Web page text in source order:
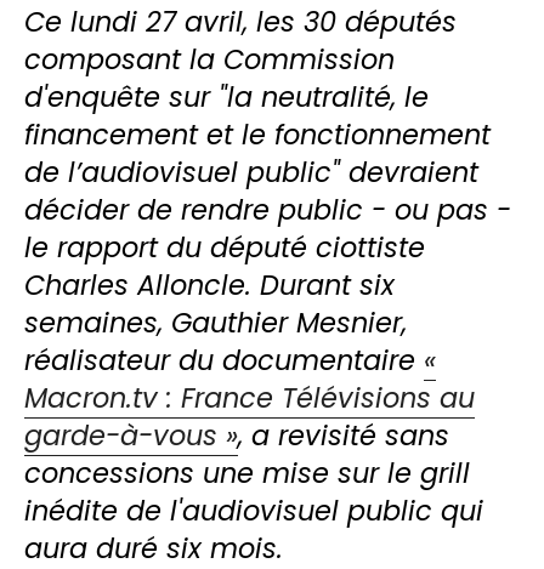
Ce lundi 27 avril, les 30 députés
composant la Commission
d'enquête sur "la neutralité, le
financement et le fonctionnement
de l’audiovisuel public" devraient
décider de rendre public - ou pas -
le rapport du député ciottiste
Charles Alloncle. Durant six
semaines, Gauthier Mesnier,
réalisateur du documentaire «
Macron.tv : France Télévisions au
garde-à-vous », a revisité sans
concessions une mise sur le grill
inédite de l'audiovisuel public qui
aura duré six mois.